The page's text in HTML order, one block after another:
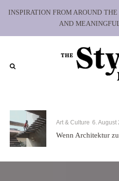
INSPIRATION FROM AROUND
AND
Art & Culture 6. August
Wenn Architektur